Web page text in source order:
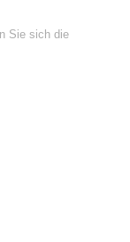
Sie sich die